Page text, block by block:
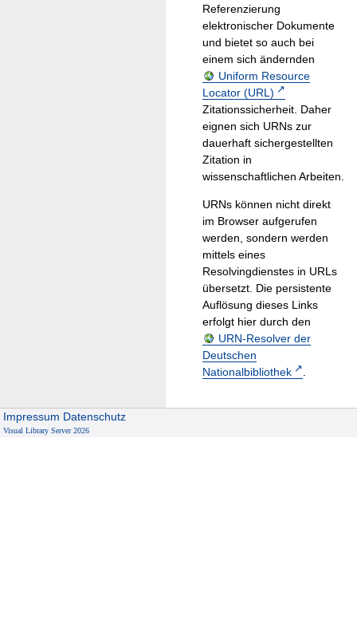
Referenzierung
elektronischer Dokumente
und bietet so auch bei
einem sich ändernden
Uniform Resource
Locator (URL)
Zitationssicherheit. Daher
eignen sich URNs zur
dauerhaft sichergestellten
Zitation in
wissenschaftlichen Arbeiten.
URNs können nicht direkt
im Browser aufgerufen
werden, sondern werden
mittels eines
Resolvingdienstes in URLs
übersetzt. Die persistente
Auflösung dieses Links
erfolgt hier durch den
URN-Resolver der
Deutschen
Nationalbibliothek
.
Impressum Datenschutz
Visual Library Server 2026